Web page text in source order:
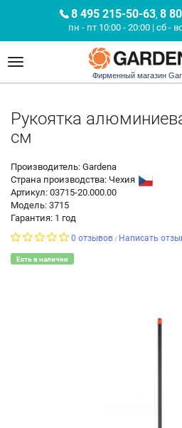
8 495 215-50-63, 8
пн - пт 10:00 - 20:00 | сб -
Фирменный магазин
Рукоятка
см
Производитель: Gardena
Страна производства: Чехия
Артикул: 03715-20.000.00
Модель: 3715
Гарантия: 1 год
0 отзывов / Написать
Есть в наличии